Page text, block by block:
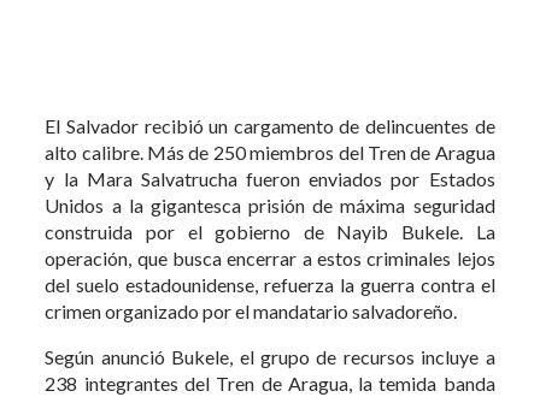
El Salvador recibió un cargamento de delincuentes de
alto calibre. Más de 250 miembros del Tren de Aragua
y la Mara Salvatrucha fueron enviados por Estados
Unidos a la gigantesca prisión de máxima seguridad
construida por el gobierno de Nayib Bukele. La
operación, que busca encerrar a estos criminales lejos
del suelo estadounidense, refuerza la guerra contra el
crimen organizado por el mandatario salvadoreño.
Según anunció Bukele, el grupo de recursos incluye a
238 integrantes del Tren de Aragua, la temida banda